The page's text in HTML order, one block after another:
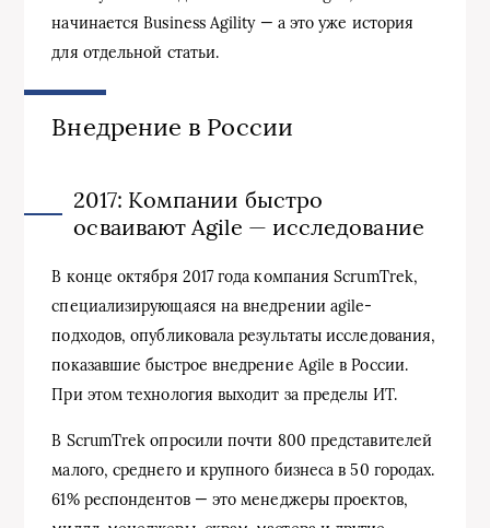
начинается Business Agility — а это уже история
для отдельной статьи.
Внедрение в России
2017: Компании быстро
осваивают Agile — исследование
В конце октября 2017 года компания ScrumTrek,
специализирующаяся на внедрении agile-
подходов, опубликовала результаты исследования,
показавшие быстрое внедрение Agile в России.
При этом технология выходит за пределы ИТ.
В ScrumTrek опросили почти 800 представителей
малого, среднего и крупного бизнеса в 50 городах.
61% респондентов — это менеджеры проектов,